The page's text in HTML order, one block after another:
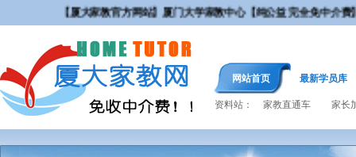
【厦大家教官方网站】厦门大学家教中心【纯公益 完全免中介费
网站首页 最新学员库
资料站： 家教直通车 家长